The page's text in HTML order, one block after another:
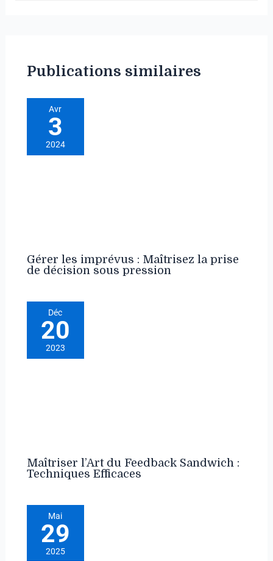
Publications similaires
Avr
3
2024
Gérer les imprévus : Maîtrisez la prise
de décision sous pression
Déc
20
2023
Maîtriser l’Art du Feedback Sandwich :
Techniques Efficaces
Mai
29
2025